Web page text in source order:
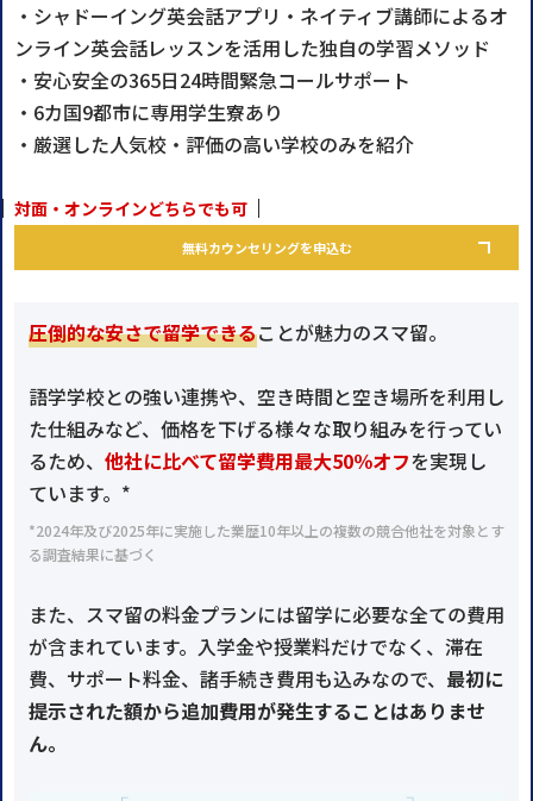
・シャドーイング英会話アプリ・ネイティブ講師によるオ
ンライン英会話レッスンを活用した独自の学習メソッド
・安心安全の365日24時間緊急コールサポート
・6カ国9都市に専用学生寮あり
・厳選した人気校・評価の高い学校のみを紹介
対面・オンラインどちらでも可
無料カウンセリングを申込む
圧倒的な安さで留学できることが魅力のスマ留。
語学学校との強い連携や、空き時間と空き場所を利用し
た仕組みなど、価格を下げる様々な取り組みを行ってい
るため、 他社に比べて留学費用最大50％オフを実現し
ています。*
*2024年及び2025年に実施した業歴10年以上の複数の競合他社を対象とす
る調査結果に基づく
また、スマ留の料金プランには留学に必要な全ての費用
が含まれています。入学金や授業料だけでなく、滞在
費、サポート料金、諸手続き費用も込みなので、 最初に
提示された額から追加費用が発生することはありませ
ん。